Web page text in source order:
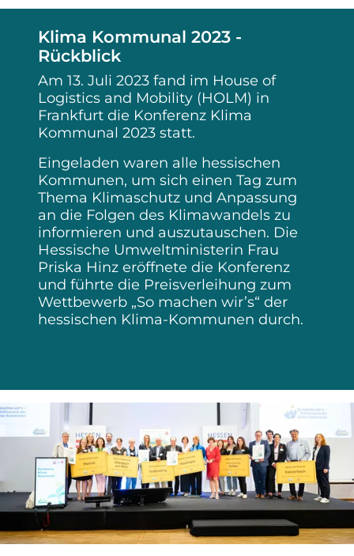
Klima Kommunal 2023 -
Rückblick
Am 13. Juli 2023 fand im House of
Logistics and Mobility (HOLM) in
Frankfurt die Konferenz Klima
Kommunal 2023 statt.
Eingeladen waren alle hessischen
Kommunen, um sich einen Tag zum
Thema Klimaschutz und Anpassung
an die Folgen des Klimawandels zu
informieren und auszutauschen. Die
Hessische Umweltministerin Frau
Priska Hinz eröffnete die Konferenz
und führte die Preisverleihung zum
Wettbewerb „So machen wir’s“ der
hessischen Klima-Kommunen durch.